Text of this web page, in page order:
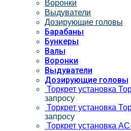
Воронки
Выдуватели
Дозирующие головы
Барабаны
Бункеры
Валы
Воронки
Выдуватели
Дозирующие головы
Торкрет установка
запросу
Торкрет установка
запросу
Торкрет установка